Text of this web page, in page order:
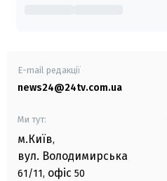
E-mail редакції
news24@24tv.com.ua
Ми тут:
м.Київ,
вул. Володимирська
61/11, офіс 50